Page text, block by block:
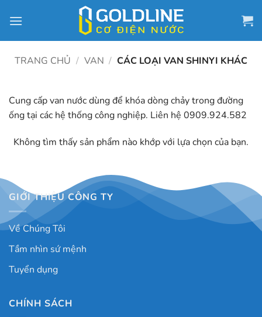
qua
TRANG CHỦ / VAN / CÁC LOẠI VAN SHINYI KHÁC
Cung cấp van nước dùng để khóa dòng chảy trong đường
ống tại các hệ thống công nghiệp. Liên hệ 0909.924.582
Không tìm thấy sản phẩm nào khớp với lựa chọn của bạn.
GIỚI THIỆU CÔNG TY
Về Chúng Tôi
Tầm nhìn sứ mệnh
Tuyển dụng
CHÍNH SÁCH